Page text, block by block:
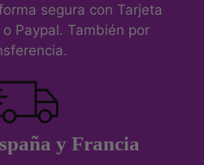
segura con Tarjeta
Paypal. También por
y Francia